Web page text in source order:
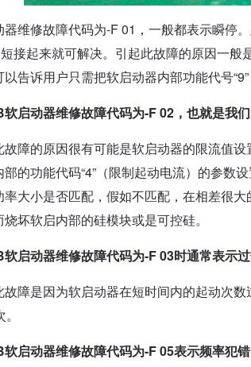
器维修故障代码为-F 01，一般都表示瞬停
接起来就可解决。引起此故障的原因一般
告诉用户只需把软启动器内部功能代号
启动器维修故障代码为-F 02，也就是我
故障的原因很有可能是软启动器的限流值
部的功能代码“4”（限制起动电流）的参数
率大小是否匹配，假如不匹配，在相差很
坏软启内部的硅模块或是可控硅。
启动器维修故障代码为-F 03时通常表示
故障是因为软启动器在短时间内的起动次
启动器维修故障代码为-F 05表示频率犯错